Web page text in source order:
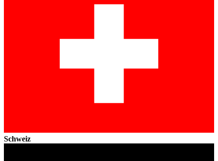
Schweiz